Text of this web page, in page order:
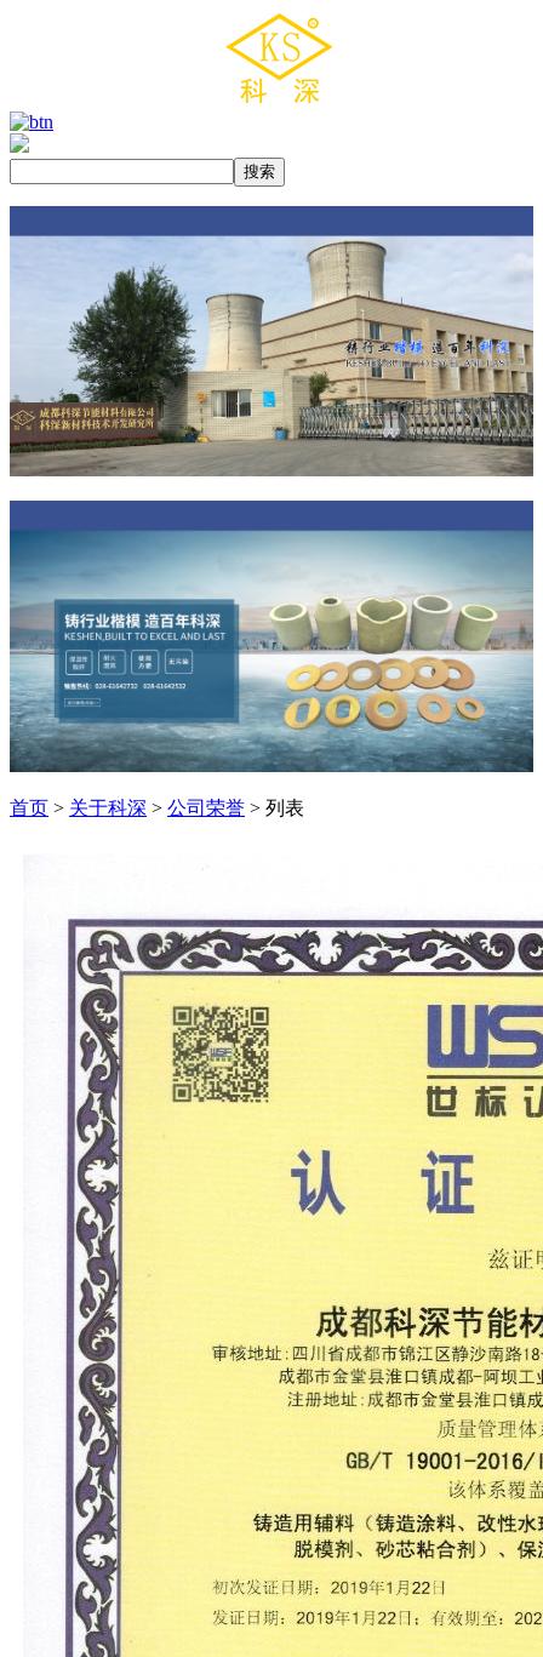
首页 > 关于科深 > 公司荣誉 > 列表